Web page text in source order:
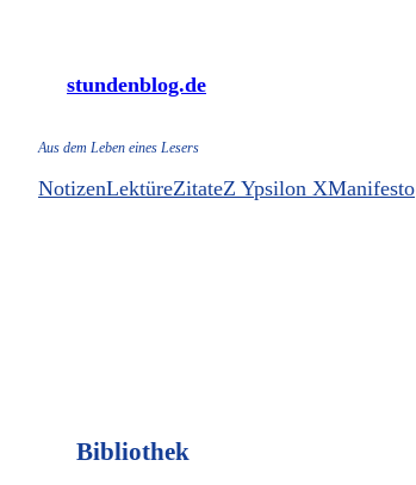
springenstundenblog.de
Aus dem Leben eines Lesers
NotizenLektüreZitateZ Ypsilon XManifesto
Bibliothek